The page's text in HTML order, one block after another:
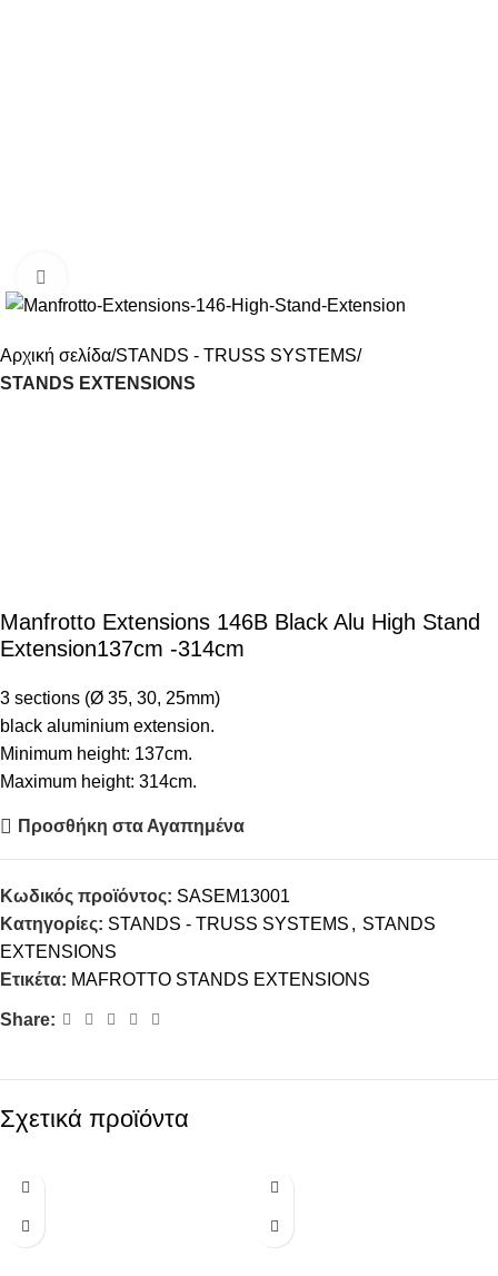
Αρχική σελίδα STANDS - TRUSS SYSTEMS
STANDS EXTENSIONS
Manfrotto Extensions 146B Black Alu High Stand
Extension137cm -314cm
3 sections (Ø 35, 30, 25mm)
black aluminium extension.
Minimum height: 137cm.
Maximum height: 314cm.
Προσθήκη στα Αγαπημένα
Κωδικός προϊόντος: SASEM13001
Κατηγορίες: STANDS - TRUSS SYSTEMS , STANDS
EXTENSIONS
Ετικέτα: MAFROTTO STANDS EXTENSIONS
Share:
Σχετικά προϊόντα